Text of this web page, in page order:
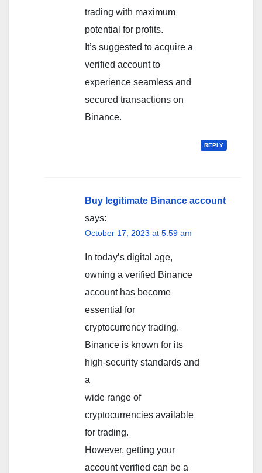
trading with maximum
potential for profits.
It’s suggested to acquire a
verified account to
experience seamless and
secured transactions on
Binance.
REPLY
Buy legitimate Binance account
says:
October 17, 2023 at 5:59 am
In today’s digital age,
owning a verified Binance
account has become
essential for
cryptocurrency trading.
Binance is known for its
high-security standards and
a
wide range of
cryptocurrencies available
for trading.
However, getting your
account verified can be a